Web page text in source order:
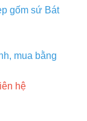
gốm sứ Bát
mua bằng
hệ